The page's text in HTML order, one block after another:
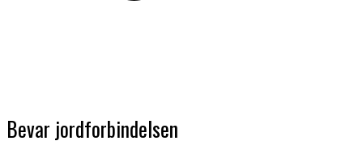
Bevar jordforbindelsen